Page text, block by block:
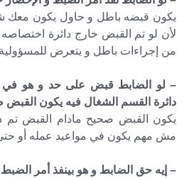
يكون قبضه باطل و حاول يكون
لأن لو تم القبض خارج دائرة
من إجراءات باطل و يتعرض
– لو الضابط قبض على حد و هو في
دائرة القسم الشغال فيه يكون
يكون القبض صحيح مادام القبض تم
مش مهم يكون في مواعيد عمله أو
– إيه حق الضابط و هو بينفذ أمر